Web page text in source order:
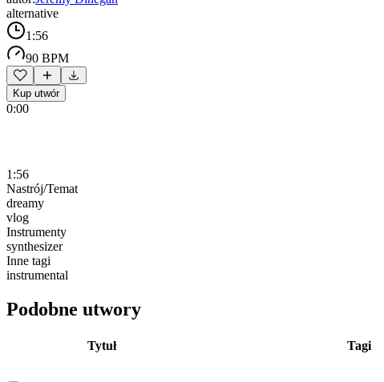
alternative
1:56
90 BPM
Kup utwór
0:00
1:56
Nastrój/Temat
dreamy
vlog
Instrumenty
synthesizer
Inne tagi
instrumental
Podobne utwory
Tytuł Tagi